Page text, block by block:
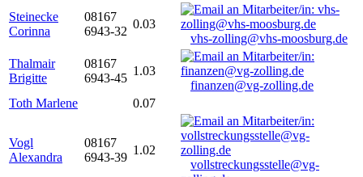
Steinecke
Corinna
08167
6943-32
0.03
vhs-zolling@vhs-moosburg.de
Thalmair
Brigitte
08167
6943-45
1.03
finanzen@vg-zolling.de
Toth Marlene
0.07
Vogl
Alexandra
08167
6943-39
1.02
vollstreckungsstelle@vg-